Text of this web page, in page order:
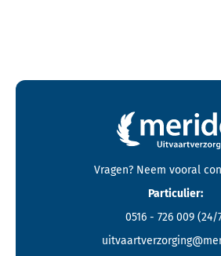
Contactgegevens en footer menu van
Vragen? Neem vooral
Particulier:
0516 - 726 009 (24/